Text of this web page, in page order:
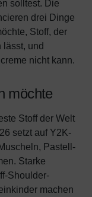
solltest. Die
drei Dinge
Stoff, der
lässt, und
nicht kann.
möchte
Stoff der Welt
setzt auf Y2K-
Pastell-
Starke
Shoulder-
machen